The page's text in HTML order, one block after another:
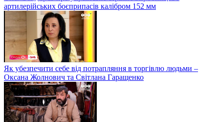
артилерійських боєприпасів калібром 152 мм
Як убезпечити себе від потрапляння в торгівлю людьми –
Оксана Жолнович та Світлана Гаращенко